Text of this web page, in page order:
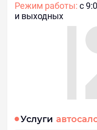
Режим работы: с
и выходных
Услуги